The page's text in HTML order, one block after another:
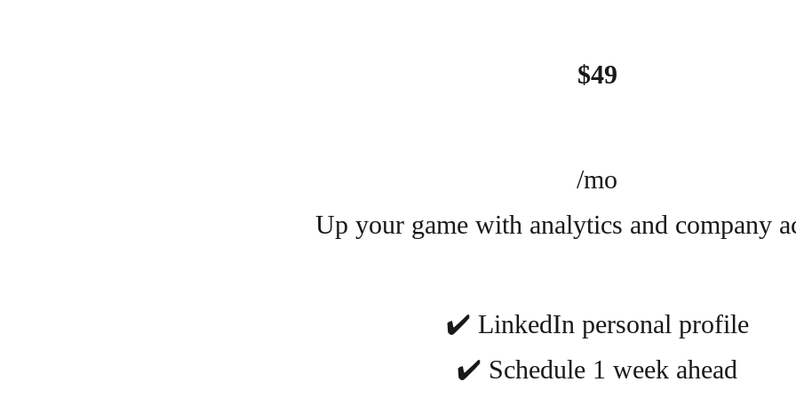
$49
/mo
Up your game with analytics and company
✔️ LinkedIn personal profile
✔️ Schedule 1 week ahead